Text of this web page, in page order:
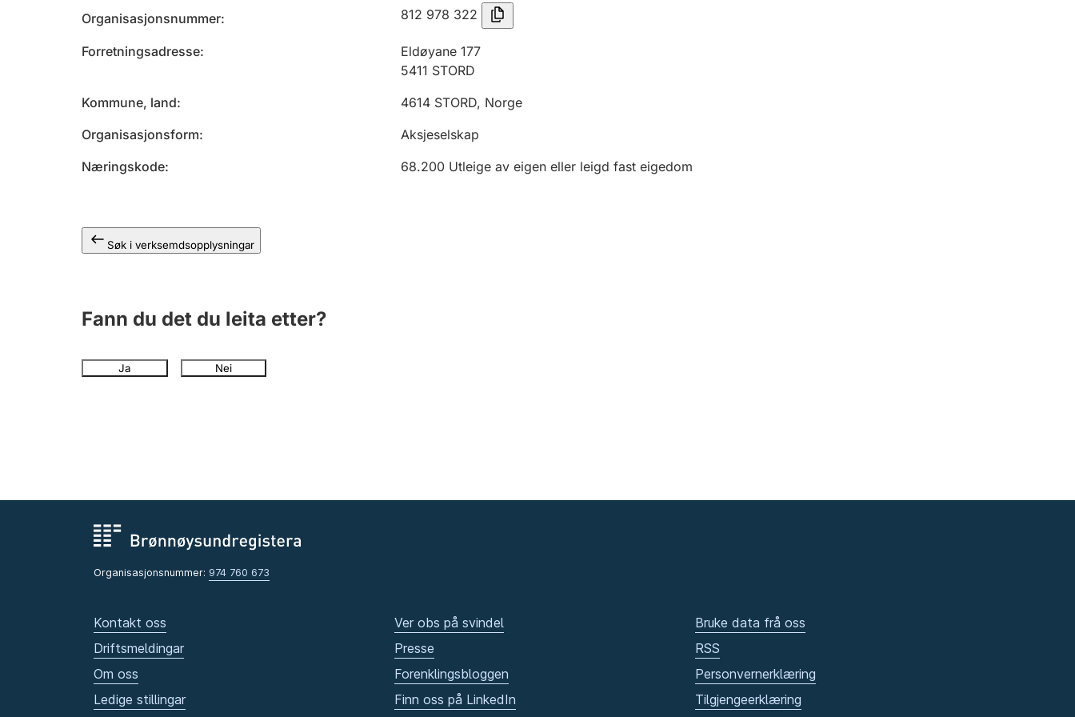
Organisasjonsnummer 812 978 322
Forretningsadresse
Eldøyane 177
5411 STORD
Kommune, land
4614 STORD, Norge
Organisasjonsform
Aksjeselskap
Næringskode
68.200 Utleige av eigen eller leigd fast eigedom
Søk i verksemdsopplysningar
Fann du det du leita etter?
Ja Nei
Organisasjonsnummer: 974 760 673
Kontakt oss
Driftsmeldingar
Om oss
Ledige stillingar
Ver obs på svindel
Presse
Forenklingsbloggen
Finn oss på LinkedIn
Bruke data frå oss
RSS
Personvernerklæring
Tilgjengeerklæring